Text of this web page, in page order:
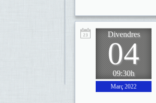
Divendres
04
09:30h
Març 2022